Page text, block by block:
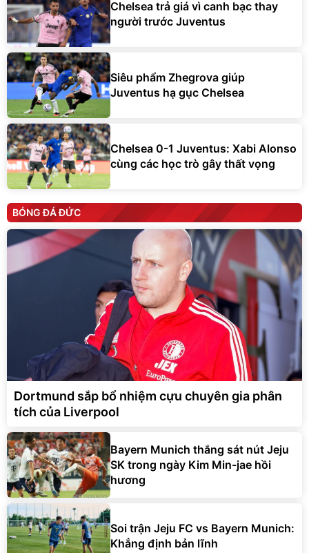
Chelsea trả giá vì canh bạc thay
người trước Juventus
Siêu phẩm Zhegrova giúp
Juventus hạ gục Chelsea
Chelsea 0-1 Juventus: Xabi Alonso
cùng các học trò gây thất vọng
BÓNG ĐÁ ĐỨC
Dortmund sắp bổ nhiệm cựu chuyên gia phân
tích của Liverpool
Bayern Munich thắng sát nút Jeju
SK trong ngày Kim Min-jae hồi
hương
Soi trận Jeju FC vs Bayern Munich:
Khẳng định bản lĩnh